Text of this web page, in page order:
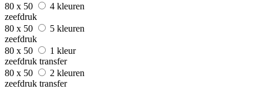
80 x 50
4 kleuren
zeefdruk
80 x 50
5 kleuren
zeefdruk
80 x 50
1 kleur
zeefdruk transfer
80 x 50
2 kleuren
zeefdruk transfer